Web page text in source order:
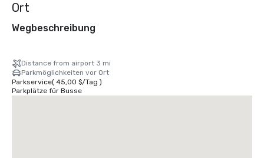
Ort
Wegbeschreibung
Distance from airport 3 mi
Parkmöglichkeiten vor Ort
Parkservice( 45,00 $/Tag )
Parkplätze für Busse